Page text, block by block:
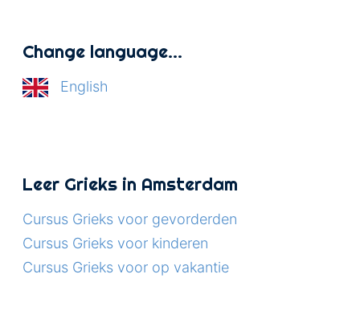
Change language…
English
Leer Grieks in Amsterdam
Cursus Grieks voor gevorderden
Cursus Grieks voor kinderen
Cursus Grieks voor op vakantie